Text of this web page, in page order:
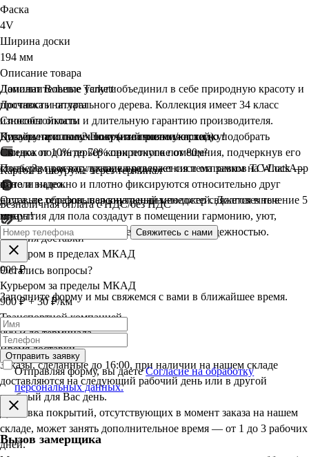
Фаска
4V
Ширина доски
194 мм
Описание товара
Ламинат Boheme Tarkett объединил в себе природную красоту и
прочность натурального дерева. Коллекция имеет 34 класс
износостойкости и длительную гарантию производителя.
Дизайн напольных покрытий позволяет легко подобрать
оттенок под интерьер конкретного помещения, подчеркнув его
стиль. За простоту укладки отвечает система замков TC-Lock —
панели надежно и плотно фиксируются относительно друг
друга, не образовывая внутренних полостей. Долговечные
покрытия для пола создадут в помещении гармонию, уют,
порадуют безупречным внешним видом и надежностью.
Дополнительные услуги
Доставка и оплата
Способы оплаты
Курьеру при получении (наличными/картой)
Картой в шоуруме через терминал
Безналичная оплата с НДС/без НДС
Условия доставки
Курьером в пределах МКАД
900 ₽
Курьером за пределы МКАД
900 ₽ + 30 ₽/км
Транспортной компанией
900 ₽ до терминала
Время доставки
Заказы, сделанные до 16:00, при наличии на нашем складе
доставляются на следующий рабочий день или в другой
удобный для Вас день.
Доставка покрытий, отсутствующих в момент заказа на нашем
складе, может занять дополнительное время — от 1 до 3 рабочих
дней.
Покупаете оптом? Получитеприятнуюскидку!
Скидка от 10% до 70% при покупке от 80м²
Подберем для вас лучшие предложения и отправим на WhatsApp
фото и видео.
Оставьте телефон, персональный менеджер свяжется в течение 5
минут!
Свяжитесь с нами
Остались вопросы?
Заполните форму и мы свяжемся с вами в ближайшее время.
Отправить заявку
Отправляя форму, вы даетеСогласие на обработку
персональных данных.
Вызов замерщика